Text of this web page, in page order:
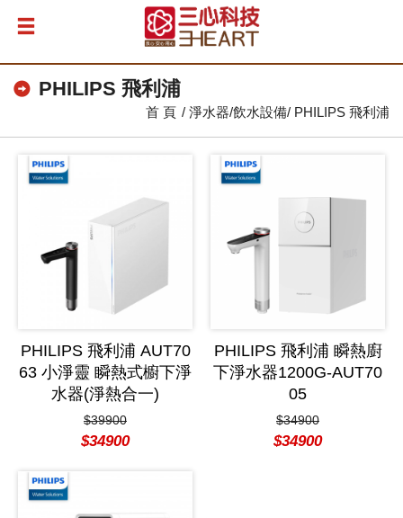
PHILIPS 飛利浦
首 頁 淨水器/飲水設備 PHILIPS 飛利浦
PHILIPS 飛利浦 AUT70
63 小淨靈 瞬熱式櫥下淨
水器(淨熱合一)
$39900
$34900
PHILIPS 飛利浦 瞬熱廚
下淨水器1200G-AUT70
05
$34900
$34900